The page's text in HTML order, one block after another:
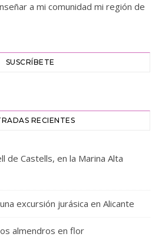
a mi comunidad mi región de
SUSCRÍBETE
RECIENTES
de Castells, en la Marina Alta
excursión jurásica en Alicante
almendros en flor